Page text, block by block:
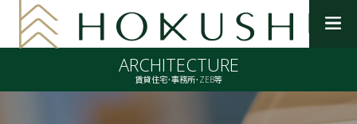
を
開
ARCHITECTURE
賃貸住宅・事務所・ZEB等